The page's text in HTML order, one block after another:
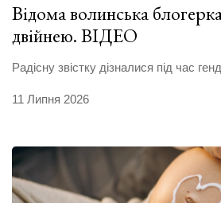
Відома волинська
двійнею. ВІДЕО
Радісну звістку дізналися під час
11 Липня 2026